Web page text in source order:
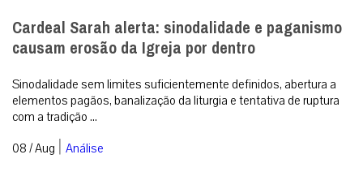
Cardeal Sarah alerta: sinodalidade e paganismo
causam erosão da Igreja por dentro
Sinodalidade sem limites suficientemente definidos, abertura a
elementos pagãos, banalização da liturgia e tentativa de ruptura
com a tradição ...
08 / Aug | Análise